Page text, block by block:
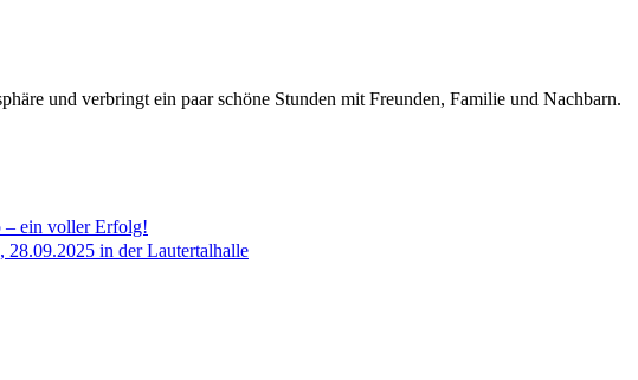
und verbringt ein paar schöne Stunden mit Freunden, Familie und Nachbarn.
– ein voller Erfolg!
28.09.2025 in der Lautertalhalle